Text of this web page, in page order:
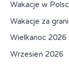
Wakacje w
Wakacje za
Wielkanoc 2026
Wrzesień 2026